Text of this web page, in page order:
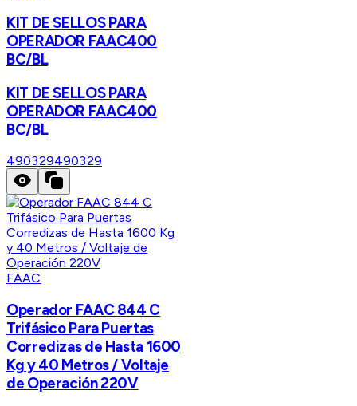
KIT DE SELLOS PARA
OPERADOR FAAC400
BC/BL
KIT DE SELLOS PARA
OPERADOR FAAC400
BC/BL
490329490329
FAAC
Operador FAAC 844 C
Trifásico Para Puertas
Corredizas de Hasta 1600
Kg y 40 Metros / Voltaje
de Operación 220V